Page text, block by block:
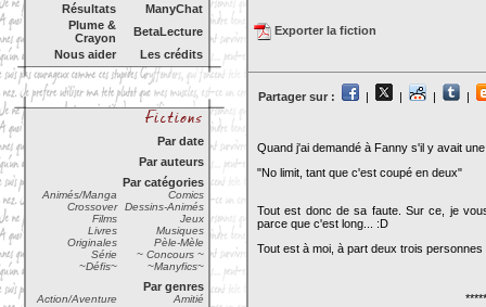
Résultats
ManyChat
Plume &
Crayon
BetaLecture
Nous aider
Les crédits
Par date
Par auteurs
Par catégories
Animés/Manga
Comics
Crossover
Dessins-Animés
Films
Jeux
Livres
Musiques
Originales
Pèle-Mèle
Série
~ Concours ~
~Défis~
~Manyfics~
Par genres
Action/Aventure
Amitié
Exporter la fiction
Partager sur : | | | |
Quand j'ai demandé à Fanny s'il y avait
"No limit, tant que c'est coupé en deux"
Tout est donc de sa faute. Sur ce, je
parce que c'est long... :D
Tout est à moi, à part deux trois